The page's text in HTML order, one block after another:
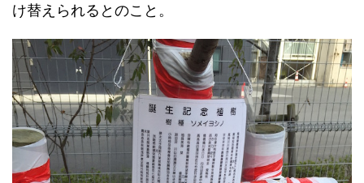
け替えられるとのこと。